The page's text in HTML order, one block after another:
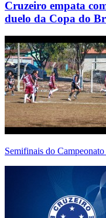
Cruzeiro empata
duelo da Copa do
Semifinais do